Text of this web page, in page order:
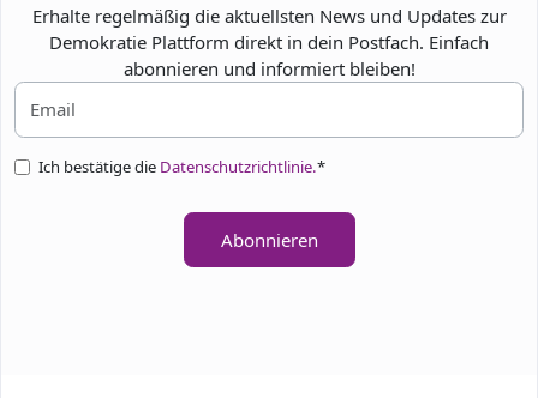
Erhalte regelmäßig die aktuellsten News und Updates zur
Demokratie Plattform direkt in dein Postfach. Einfach
abonnieren und informiert bleiben!
Ich bestätige die Datenschutzrichtlinie.*
Abonnieren